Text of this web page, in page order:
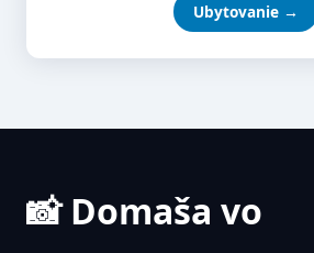
Ubytovanie →
📸 Domaša vo